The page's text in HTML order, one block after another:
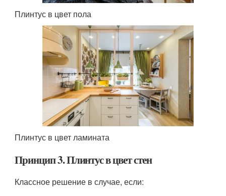
Плинтус в цвет пола
Плинтус в цвет ламината
Принцип 3. Плинтус в цвет стен
Классное решение в случае, если: